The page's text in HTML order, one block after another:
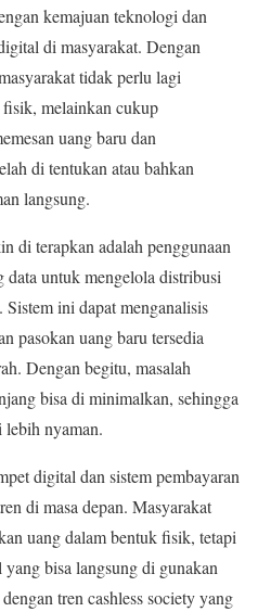
kemajuan teknologi dan
di masyarakat. Dengan
tidak perlu lagi
melainkan cukup
uang baru dan
di tentukan atau bahkan
langsung.
di terapkan adalah penggunaan
untuk mengelola distribusi
ini dapat menganalisis
pasokan uang baru tersedia
Dengan begitu, masalah
bisa di minimalkan, sehingga
lebih nyaman.
digital dan sistem pembayaran
di masa depan. Masyarakat
uang dalam bentuk fisik, tetapi
bisa langsung di gunakan
tren cashless society yang